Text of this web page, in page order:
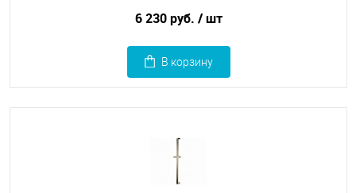
6 230 руб. / шт
В корзину